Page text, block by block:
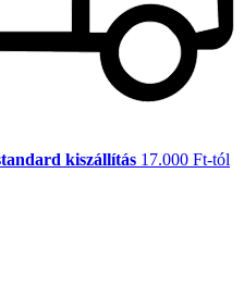
kiszállítás 17.000 Ft-tól